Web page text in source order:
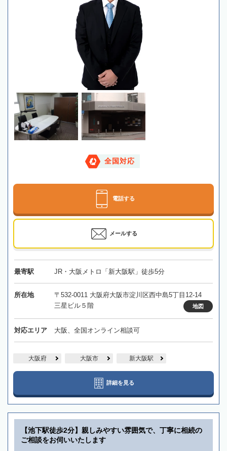
全国対応
電話する
メールする
最寄駅 JR・大阪メトロ「新大阪駅」徒歩5分
所在地
〒532-0011 大阪府大阪市淀川区西中島5丁目12-14
三星ビル５階
地図
対応エリア 大阪、全国オンライン相談可
大阪府 大阪市 新大阪駅
詳細を見る
【池下駅徒歩2分】親しみやすい雰囲気で、丁寧に相続の
ご相談をお伺いいたします